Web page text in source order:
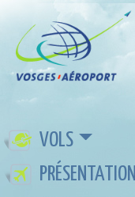
VOLS
PRÉSENTATION